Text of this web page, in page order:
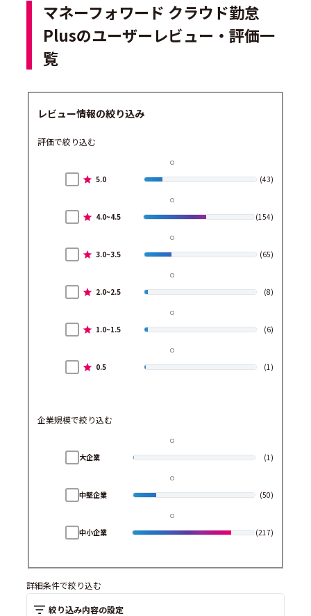
マネーフォワード クラウド勤怠
Plusのユーザーレビュー・評価一
覧
レビュー情報の絞り込み
評価で絞り込む
5.0 (43)
4.0~4.5 (154)
3.0~3.5 (65)
2.0~2.5 (8)
1.0~1.5 (6)
0.5 (1)
企業規模で絞り込む
大企業 (1)
中堅企業 (50)
中小企業 (217)
詳細条件で絞り込む
絞り込み内容の設定